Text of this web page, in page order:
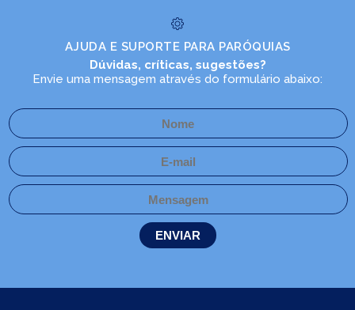
AJUDA E SUPORTE PARA PARÓQUIAS
Dúvidas, críticas, sugestões?
Envie uma mensagem através do formulário abaixo: